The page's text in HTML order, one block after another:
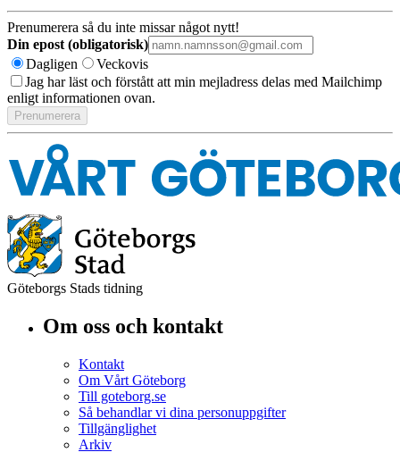
Prenumerera så du inte missar något nytt!
Din epost (obligatorisk)
Dagligen
Veckovis
Jag har läst och förstått att min mejladress delas med Mailchimp
enligt informationen ovan.
Göteborgs Stads tidning
Om oss och kontakt
Kontakt
Om Vårt Göteborg
Till goteborg.se
Så behandlar vi dina personuppgifter
Tillgänglighet
Arkiv